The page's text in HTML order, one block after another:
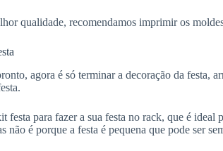
qualidade, recomendamos imprimir os
agora é só terminar a decoração da festa,
festa para fazer a sua festa no rack, que é ideal
não é porque a festa é pequena que pode ser